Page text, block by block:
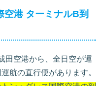
空港 ターミナルB到
田空港から、全日空が運
航の直行便があります。